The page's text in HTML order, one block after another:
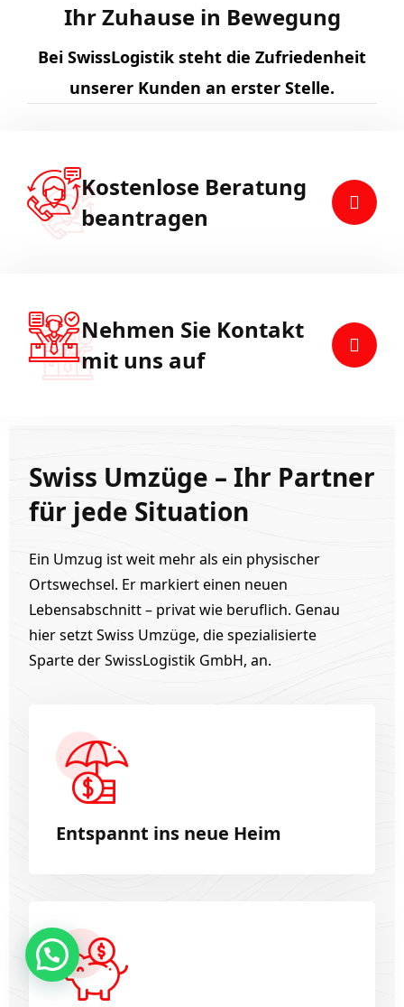
Ihr Zuhause in Bewegung
Bei SwissLogistik steht die Zufriedenheit
unserer Kunden an erster Stelle.
Kostenlose Beratung
beantragen
Nehmen Sie Kontakt
mit uns auf
Swiss Umzüge – Ihr Partner
für jede Situation
Ein Umzug ist weit mehr als ein physischer
Ortswechsel. Er markiert einen neuen
Lebensabschnitt – privat wie beruflich. Genau
hier setzt Swiss Umzüge, die spezialisierte
Sparte der SwissLogistik GmbH, an.
Entspannt ins neue Heim